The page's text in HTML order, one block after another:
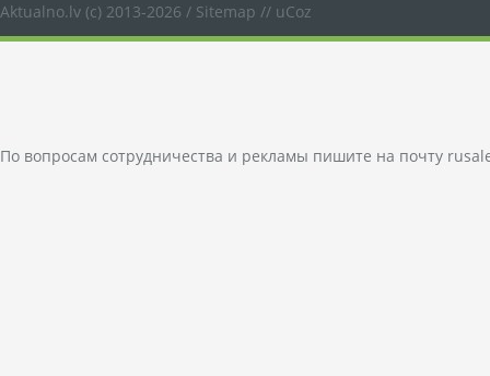
Aktualno.lv (c) 2013-2026 / Sitemap // uCoz
По вопросам сотрудничества и рекламы пишите на почту